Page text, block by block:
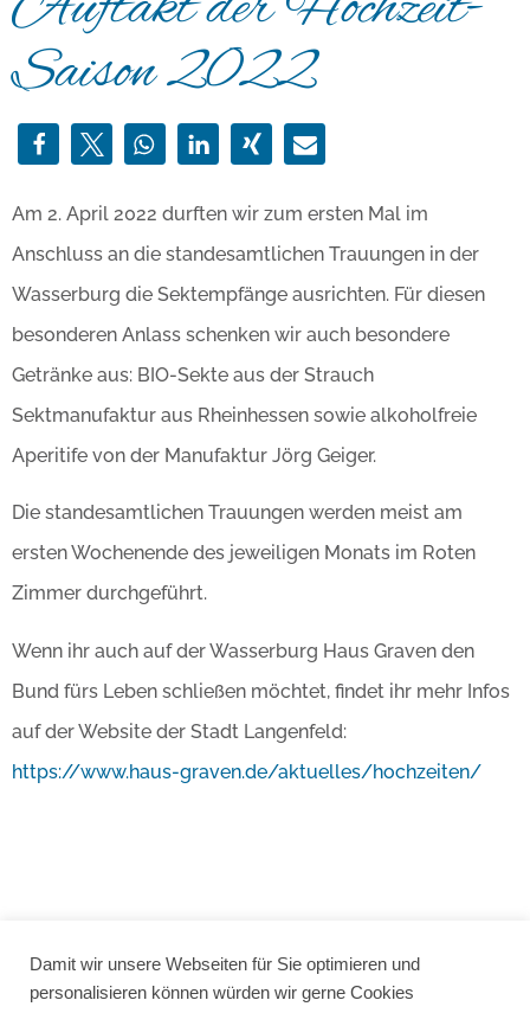
Saison 2022
Am 2. April 2022 durften wir zum ersten Mal im
Anschluss an die standesamtlichen Trauungen in der
Wasserburg die Sektempfänge ausrichten. Für diesen
besonderen Anlass schenken wir auch besondere
Getränke aus: BIO-Sekte aus der Strauch
Sektmanufaktur aus Rheinhessen sowie alkoholfreie
Aperitife von der Manufaktur Jörg Geiger.
Die standesamtlichen Trauungen werden meist am
ersten Wochenende des jeweiligen Monats im Roten
Zimmer durchgeführt.
Wenn ihr auch auf der Wasserburg Haus Graven den
Bund fürs Leben schließen möchtet, findet ihr mehr Infos
auf der Website der Stadt Langenfeld:
https://www.haus-graven.de/aktuelles/hochzeiten/
Damit wir unsere Webseiten für Sie optimieren und
personalisieren können würden wir gerne Cookies